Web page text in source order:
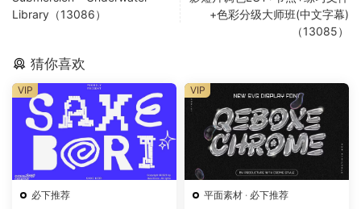
Library（13086）
+色彩分级大师班(中文字幕)
（13085）
猜你喜欢
必下推荐
VIP
平面素材 · 必下推荐
VIP